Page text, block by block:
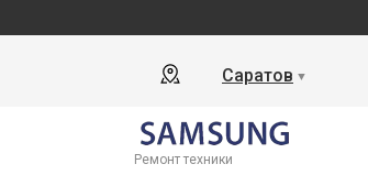
Саратов ▼
Ремонт техники